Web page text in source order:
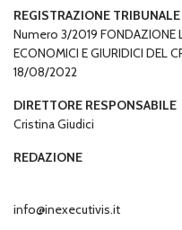
REGISTRAZIONE
Numero 3/2019 FONDAZIONE
ECONOMICI E GIURIDICI DEL
18/08/2022
DIRETTORE RESPONSABILE
Cristina Giudici
REDAZIONE
info@inexecutivis.it